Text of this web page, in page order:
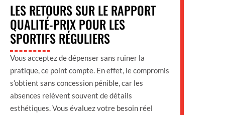
LES RETOURS SUR LE RAPPORT
QUALITÉ-PRIX POUR LES
SPORTIFS RÉGULIERS
Vous acceptez de dépenser sans ruiner la
pratique, ce point compte. En effet, le compromis
s’obtient sans concession pénible, car les
absences relèvent souvent de détails
esthétiques. Vous évaluez votre besoin réel